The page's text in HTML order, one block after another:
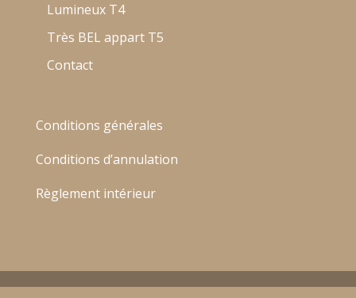
Lumineux T4
Très BEL appart T5
Contact
Conditions générales
Conditions d’annulation
Règlement intérieur